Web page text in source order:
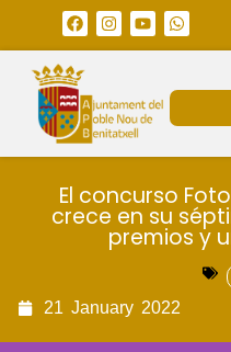
El concurso
crece en su
premios y
21 January 2022